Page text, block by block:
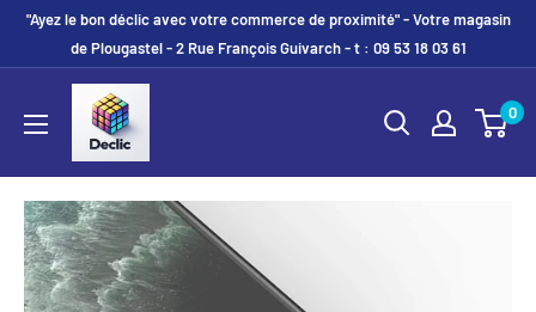
"Ayez le bon déclic avec votre commerce de proximité" - Votre magasin
de Plougastel - 2 Rue François Guivarch - t : 09 53 18 03 61
0